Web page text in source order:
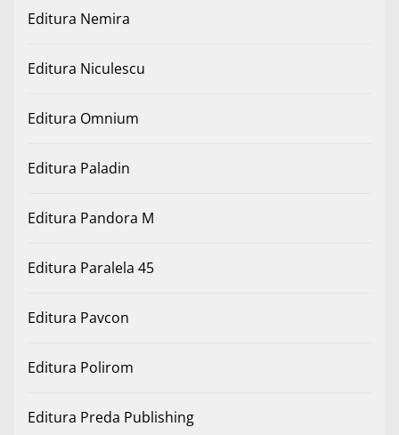
Editura Nemira
Editura Niculescu
Editura Omnium
Editura Paladin
Editura Pandora M
Editura Paralela 45
Editura Pavcon
Editura Polirom
Editura Preda Publishing